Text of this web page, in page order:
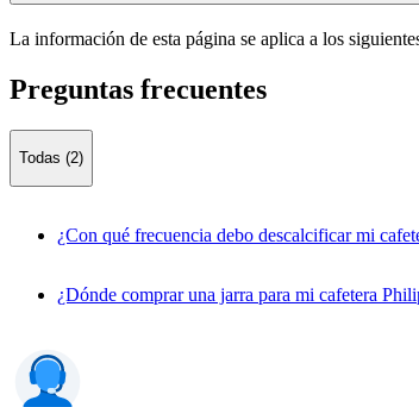
La información de esta página se aplica a los
Preguntas frecuentes
Todas (2)
¿Con qué frecuencia debo descalcificar mi
¿Dónde comprar una jarra para mi cafetera